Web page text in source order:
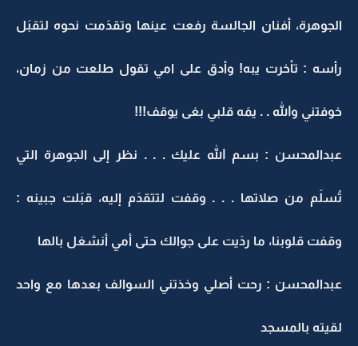
الجوهرة، أفنان الجالسة رفعت عينها وتقدَمت نحوه لتقبَل
رأسه : تأخرت يبه! وأدق على امي تقول طلعت من زمان،
خوفتني والله . . يمَه قلبي بغى يوقف!!!
عبدالمحسن : بسم الله عليك . . . نظر إلى الجوهرة التي
تُسلَم من صلاتها . . . وقفت لتتقدَم إليه، قبَلت جبينه :
وقفت قلوبنا، ما ردَيت على جوالك حتى أمي أنشغل بالها
عبدالمحسن : رحت أصلي وخذتني السوالف بعدها مع واحد
لقيته بالمسجد